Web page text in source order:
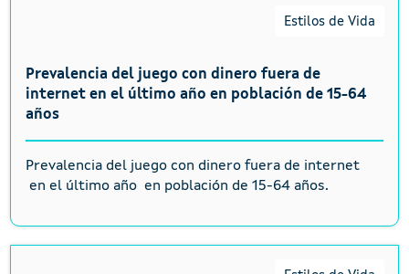
Estilos de Vida
Prevalencia del juego con dinero fuera de
internet en el último año en población de 15-64
años
Prevalencia del juego con dinero fuera de internet
en el último año en población de 15-64 años.